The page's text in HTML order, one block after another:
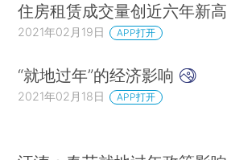
住房租赁成交量创近六年新高
2021年02月19日 APP打开
“就地过年”的经济影响
2021年02月18日 APP打开